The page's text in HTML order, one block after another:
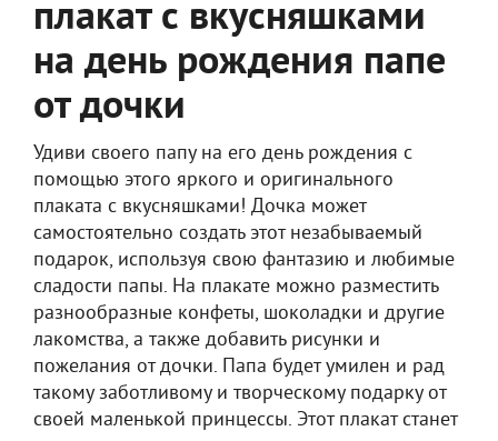
плакат с вкусняшками
на день рождения папе
от дочки
Удиви своего папу на его день рождения с
помощью этого яркого и оригинального
плаката с вкусняшками! Дочка может
самостоятельно создать этот незабываемый
подарок, используя свою фантазию и любимые
сладости папы. На плакате можно разместить
разнообразные конфеты, шоколадки и другие
лакомства, а также добавить рисунки и
пожелания от дочки. Папа будет умилен и рад
такому заботливому и творческому подарку от
своей маленькой принцессы. Этот плакат станет